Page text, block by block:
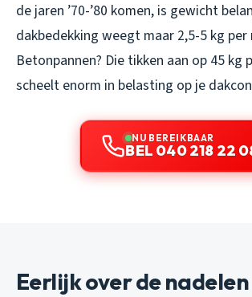
de jaren ’70-’80 komen, is gewicht
dakbedekking weegt maar 2,5-5 kg per
Betonpannen? Die tikken aan op 45 kg
scheelt enorm in belasting op je
NU BEREIKBAAR
BEL 040 218 22
Eerlijk over de nadelen